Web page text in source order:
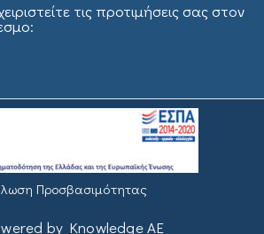
τις προτιμήσεις σας στον
Προσβασιμότητας
by Knowledge AE